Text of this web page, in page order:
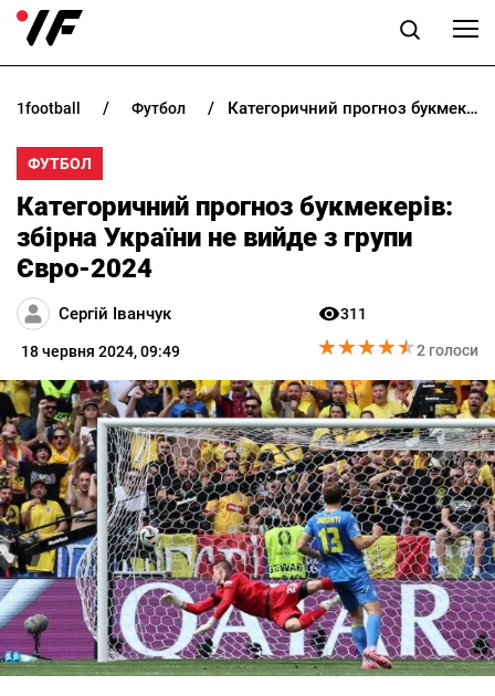
НОВИНИ
ПРОГНОЗИ
БУКМЕКЕРИ
КАЗИНО
РІЗНЕ
UKRU
1football футбол Категоричний прогноз букмекерів: збірна України не вийде з групи Євро-2024
ФУТБОЛ
Категоричний прогноз букмекерів:
збірна України не вийде з групи
Євро-2024
Сергій Іванчук
18 червня 2024, 09:49
311
★★★★★
★★★★★2 голоси